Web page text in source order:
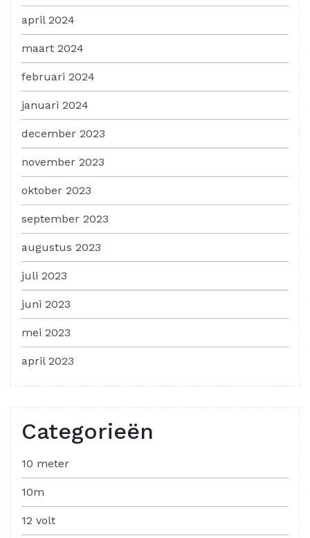
april 2024
maart 2024
februari 2024
januari 2024
december 2023
november 2023
oktober 2023
september 2023
augustus 2023
juli 2023
juni 2023
mei 2023
april 2023
Categorieën
10 meter
10m
12 volt